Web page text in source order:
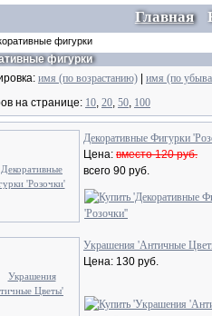
Главная
фигурки
фигурки
имя (по возрастанию)
имя (по
на странице: 10, 20, 50, 100
Декоративные Фигурки
Цена: вместо 120 руб.
всего 90 руб.
Украшения 'Античные
Цена: 130 руб.